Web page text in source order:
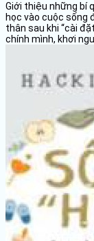
Giới thiệu những bí
học vào cuộc sống
thân sau khi “cài
chính mình, khơi